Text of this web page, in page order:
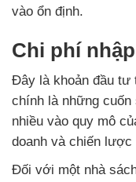
vào ổn định.
Chi phí
Đây là khoản đầu tư
chính là những
nhiều vào quy mô
doanh và chiến lược
Đối với một nhà